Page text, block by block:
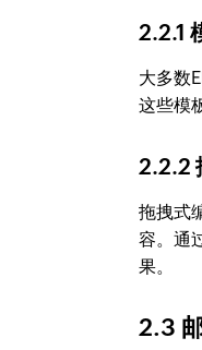
2.2.1
大多数
这些模
2.2.2
拖拽式
容。通
果。
2.3